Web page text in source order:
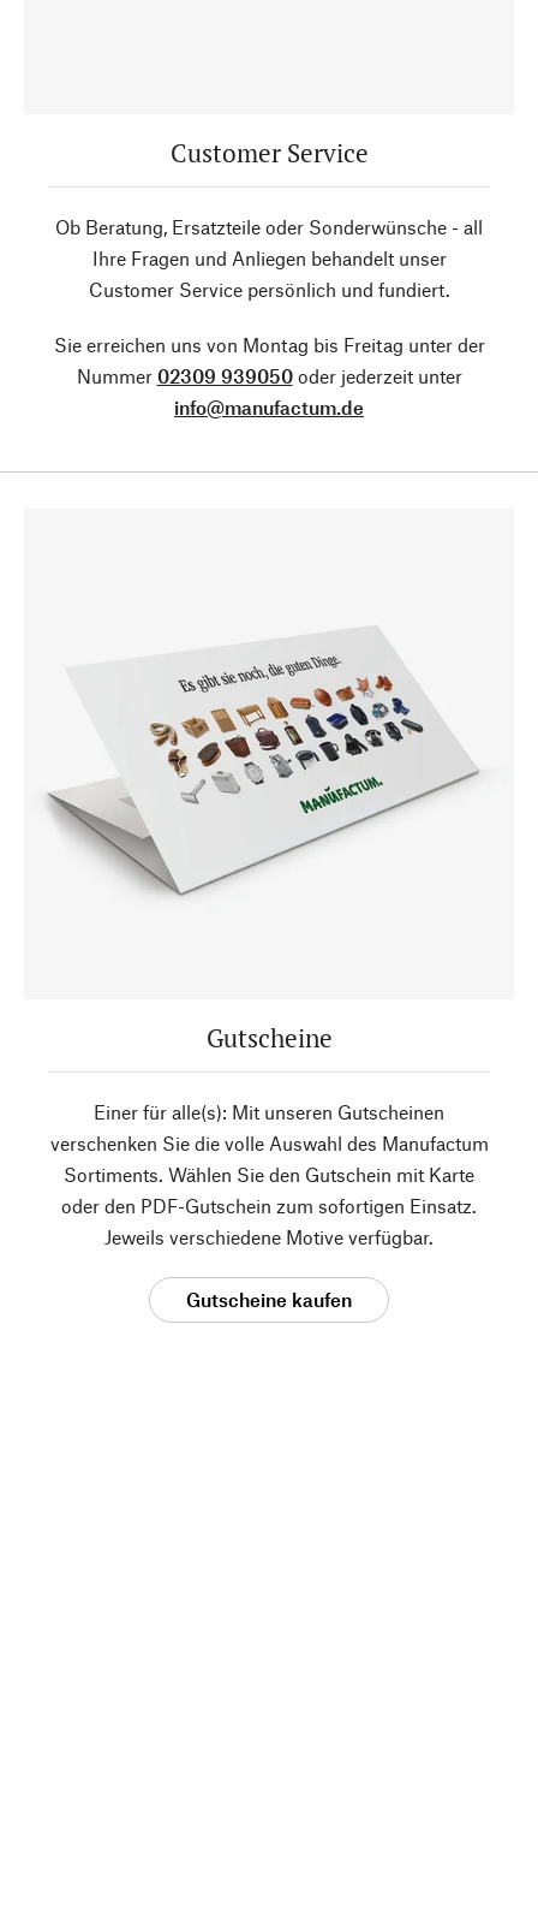
Customer Service
Ob Beratung, Ersatzteile oder Sonderwünsche - all
Ihre Fragen und Anliegen behandelt unser
Customer Service persönlich und fundiert.
Sie erreichen uns von Montag bis Freitag unter der
Nummer 02309 939050oder jederzeit unter
info@manufactum.de
Gutscheine
Einer für alle(s): Mit unseren Gutscheinen
verschenken Sie die volle Auswahl des Manufactum
Sortiments. Wählen Sie den Gutschein mit Karte
oder den PDF-Gutschein zum sofortigen Einsatz.
Jeweils verschiedene Motive verfügbar.
Gutscheine kaufen